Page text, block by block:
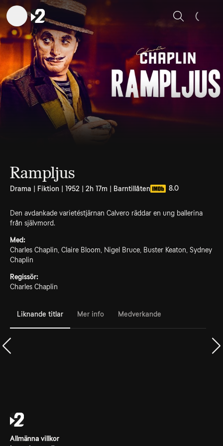
Sök
Rampljus
Drama | Fiktion | 1952 | 2h 17m | Barntillåten 8.0
Den avdankade varietéstjärnan Calvero räddar en ung ballerina
från självmord.
Med:
Charles Chaplin, Claire Bloom, Nigel Bruce, Buster Keaton, Sydney
Chaplin
Regissör:
Charles Chaplin
Liknande titlar Mer info Medverkande
Allmänna villkor